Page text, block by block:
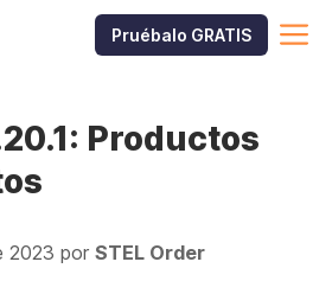
Pruébalo GRATIS
Productos
2023 por STEL Order